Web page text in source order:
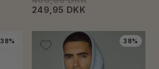
249,95 DKK
38% 38%